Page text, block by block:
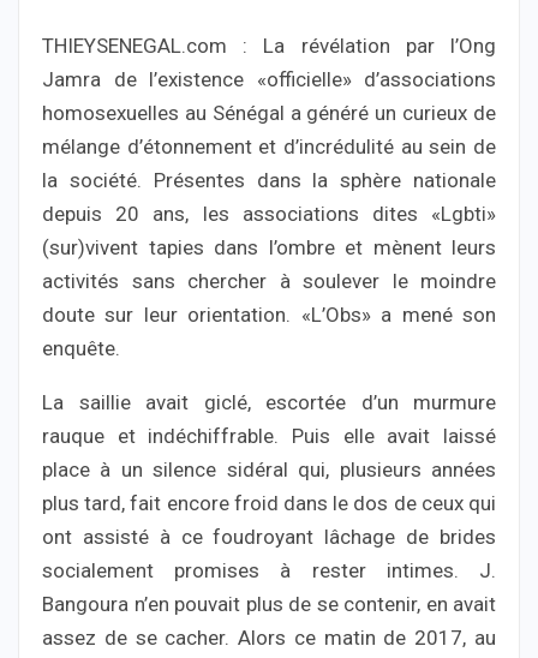
THIEYSENEGAL.com : La révélation par l’Ong
Jamra de l’existence «officielle» d’associations
homosexuelles au Sénégal a généré un curieux de
mélange d’étonnement et d’incrédulité au sein de
la société. Présentes dans la sphère nationale
depuis 20 ans, les associations dites «Lgbti»
(sur)vivent tapies dans l’ombre et mènent leurs
activités sans chercher à soulever le moindre
doute sur leur orientation. «L’Obs» a mené son
enquête.
La saillie avait giclé, escortée d’un murmure
rauque et indéchiffrable. Puis elle avait laissé
place à un silence sidéral qui, plusieurs années
plus tard, fait encore froid dans le dos de ceux qui
ont assisté à ce foudroyant lâchage de brides
socialement promises à rester intimes. J.
Bangoura n’en pouvait plus de se contenir, en avait
assez de se cacher. Alors ce matin de 2017, au